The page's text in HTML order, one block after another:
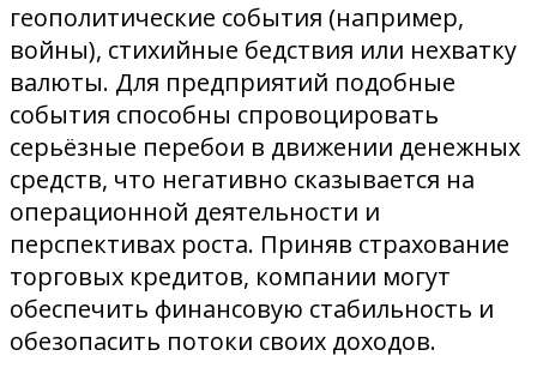
геополитические события (например,
войны), стихийные бедствия или нехватку
валюты. Для предприятий подобные
события способны спровоцировать
серьёзные перебои в движении денежных
средств, что негативно сказывается на
операционной деятельности и
перспективах роста. Приняв страхование
торговых кредитов, компании могут
обеспечить финансовую стабильность и
обезопасить потоки своих доходов.